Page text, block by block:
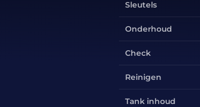
Sleutels
Onderhoud
Check
Reinigen
Tank inhoud